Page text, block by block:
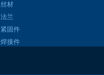
丝材
法兰
紧固件
焊接件